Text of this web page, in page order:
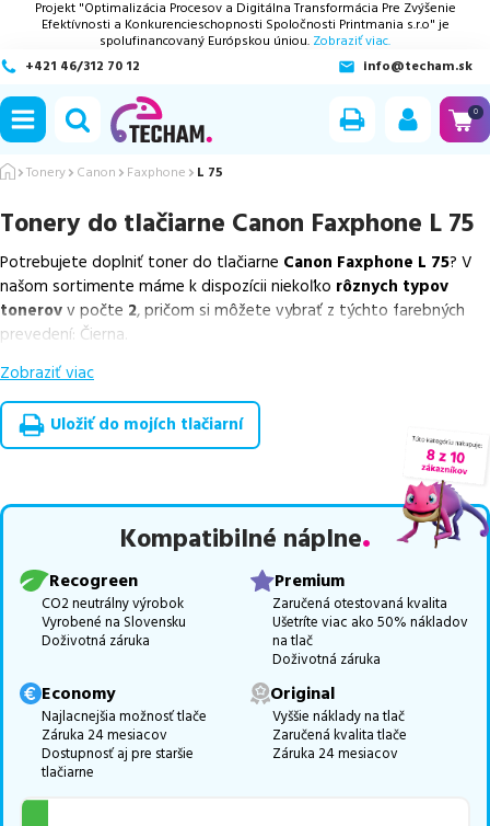
Projekt "Optimalizácia Procesov a Digitálna Transformácia Pre Zvýšenie
Efektívnosti a Konkurencieschopnosti Spoločnosti Printmania s.r.o" je
spolufinancovaný Európskou úniou. Zobraziť viac.
+421 46/312 70 12
info@techam.sk
0
Tonery Canon Faxphone L 75
Tonery do tlačiarne Canon Faxphone L 75
Potrebujete doplniť toner do tlačiarne Canon Faxphone L 75? V
našom sortimente máme k dispozícii niekoľko rôznych typov
tonerovv počte 2, pričom si môžete vybrať z týchto farebných
prevedení: Čierna.
Z uvedeného množstva dostupných náplní
náplnev počte1ks, ako ajcenovo výhodnejšie alternatívy,
ktoré plne zachovávajú kvalitu tlače
overené náhrady v rôznych triedach
, medzi ktoré patrí
Celá táto certifikovaná ponuka, spĺňajúca normy ISO 9001 a 14001,
zaručuje bezproblémovú tlač.Najlacnejší produktu nás nájdete
Vieme, že pri nákupe zohráva dôležitú úlohu aj dostupnosť. Preto
sa snažímepravidelne naskladňovať produkty, aby boli ihneď k
dispozícii na odoslanie.
Aktuálne máme k tejto tlačiarni
Ak si pri výbere nie ste istí, ktoré riešenie je pre vaše potreby
najvhodnejšie, alebo máte akékoľvek ďalšie otázky, môžete sa na
nás kedykoľvek obrátiť e-mailom alebo telefonicky. Sme tu, aby
Zobraziť viac
Uložiť do mojích tlačiarní
Kompatibilné náplne
Recogreen
CO2 neutrálny výrobok
Vyrobené na Slovensku
Doživotná záruka
Premium
Zaručená otestovaná kvalita
Ušetríte viac ako 50% nákladov
na tlač
Doživotná záruka
Economy
Najlacnejšia možnosť tlače
Záruka 24 mesiacov
Dostupnosť aj pre staršie
tlačiarne
Original
Vyššie náklady na tlač
Zaručená kvalita tlače
Záruka 24 mesiacov